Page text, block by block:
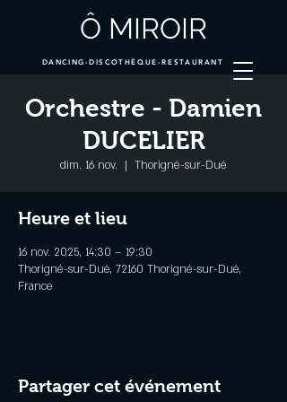
Ô MIROIR
DANCING-DISCOTHÈQUE-RESTAURANT
Orchestre - Damien
DUCELIER
dim. 16 nov.
  |
Thorigné-sur-Dué
Heure et lieu
16 nov. 2025, 14:30 – 19:30
Thorigné-sur-Dué, 72160 Thorigné-sur-Dué,
France
Partager cet événement